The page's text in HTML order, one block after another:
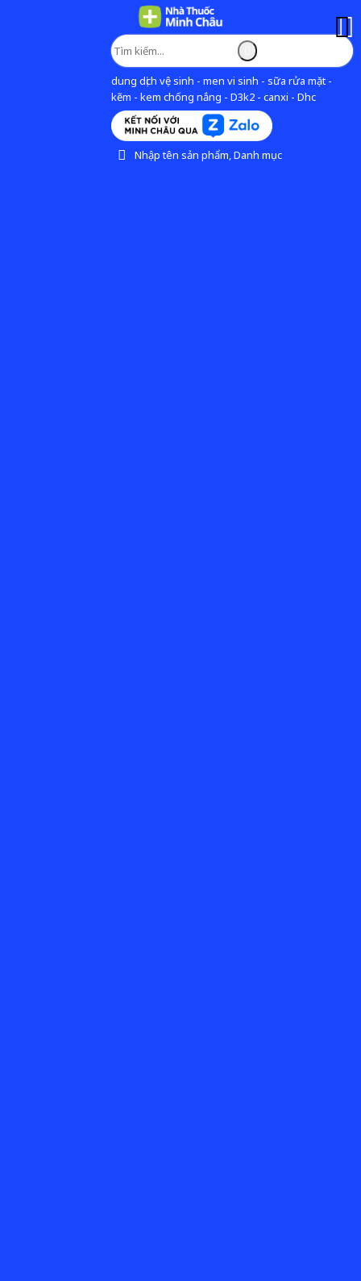
dung dịch vệ sinh - men vi sinh - sữa rửa mặt -
kẽm - kem chống nắng - D3k2 - canxi - Dhc
Nhập tên sản phẩm, Danh mục